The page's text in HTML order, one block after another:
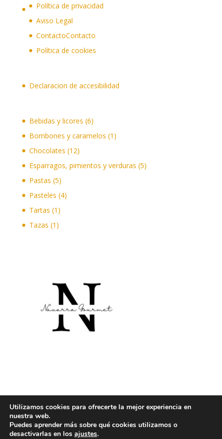
Política de privacidad
Aviso Legal
ContactoContacto
Política de cookies
Declaracion de accesibilidad
Bebidas y licores 66
productos
Bombones y caramelos 1 1
Chocolates 1212
productos
Esparragos, pimientos y verduras 55
Pastas 55
productos
Pasteles 44
Tartas 1 1
producto
Tazas 1 1
Utilizamos cookies para ofrecerte la mejor experiencia en
nuestra web.
Puedes aprender más sobre qué cookies utilizamos o
desactivarlas en los ajustes.